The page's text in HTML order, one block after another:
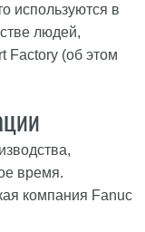
используются в
людей,
Factory (об этом
время.
компания Fanuc